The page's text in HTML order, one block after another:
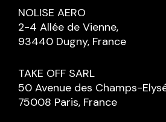
NOLISE AERO
2-4 Allée de Vienne,
93440 Dugny, France
TAKE OFF SARL
50 Avenue des Champs-
75008 Paris, France